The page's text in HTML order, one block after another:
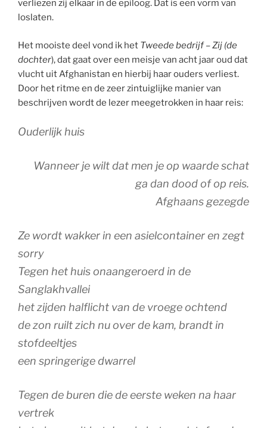
verliezen zij elkaar in de epiloog. Dat is een vorm van
loslaten.
Het mooiste deel vond ik het Tweede bedrijf – Zij (de
dochter), dat gaat over een meisje van acht jaar oud dat
vlucht uit Afghanistan en hierbij haar ouders verliest.
Door het ritme en de zeer zintuiglijke manier van
beschrijven wordt de lezer meegetrokken in haar reis:
Ouderlijk huis
Wanneer je wilt dat men je op waarde schat
ga dan dood of op reis.
Afghaans gezegde
Ze wordt wakker in een asielcontainer en zegt
sorry
Tegen het huis onaangeroerd in de
Sanglakhvallei
het zijden halflicht van de vroege ochtend
de zon ruilt zich nu over de kam, brandt in
stofdeeltjes
een springerige dwarrel
Tegen de buren die de eerste weken na haar
vertrek